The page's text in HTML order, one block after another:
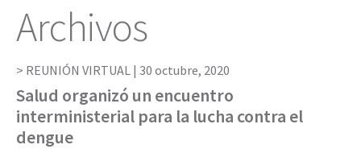
Archivos
REUNIÓN VIRTUAL | 30 octubre, 2020
Salud organizó un encuentro
interministerial para la lucha contra el
dengue